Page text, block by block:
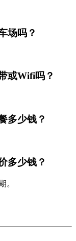
场吗？
或Wifi吗？
多少钱？
多少钱？
。